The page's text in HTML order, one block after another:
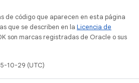
de código que aparecen en esta página
que se describen en la Licencia de
son marcas registradas de Oracle o sus
10-29 (UTC)